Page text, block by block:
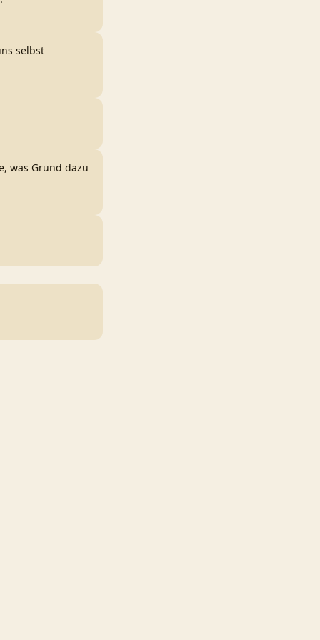
selbst
was Grund dazu